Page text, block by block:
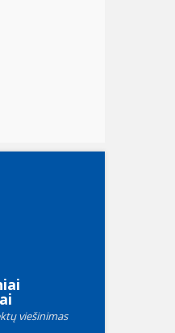
viešinimas